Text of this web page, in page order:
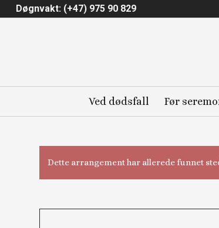
Døgnvakt: (+47) 975 90 829
Ved dødsfall Før
Dette arrangement har allerede funnet